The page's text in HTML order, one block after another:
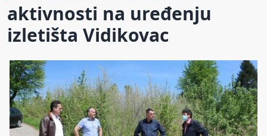
aktivnosti na uređenju
izletišta Vidikovac